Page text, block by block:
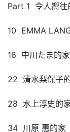
Part 1 令人嚮往
10 EMMA
16 中川たま的家
22 清水梨保子
28 水上淳史的
34 川原 惠的家